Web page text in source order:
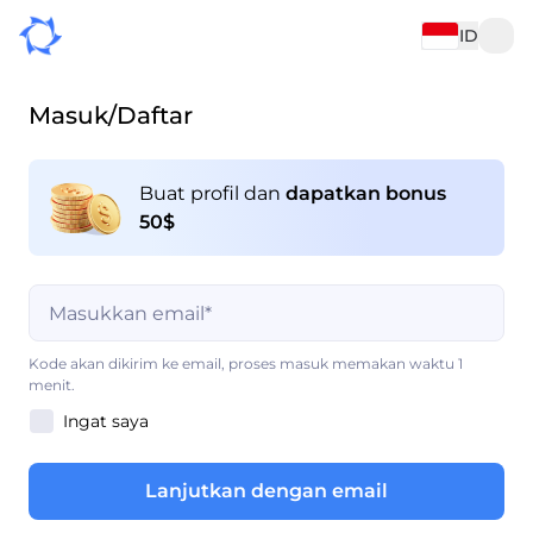
ID
Masuk/Daftar
Buat profil dan dapatkan bonus
50$
Kode akan dikirim ke email, proses masuk memakan waktu 1
menit.
Kolom ini wajib diisi
Ingat saya
Lanjutkan dengan email